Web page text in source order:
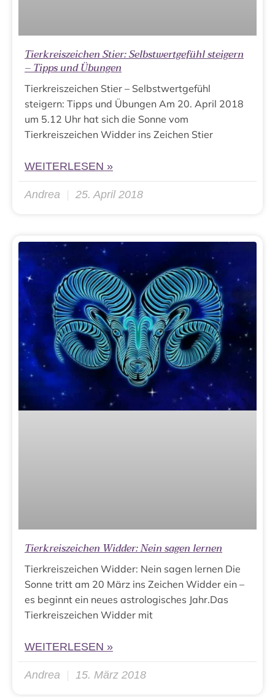
Tierkreiszeichen Stier: Selbstwertgefühl steigern
– Tipps und Übungen
Tierkreiszeichen Stier – Selbstwertgefühl
steigern: Tipps und Übungen Am 20. April 2018
um 5.12 Uhr hat sich die Sonne vom
Tierkreiszeichen Widder ins Zeichen Stier
WEITERLESEN »
Andrea 25. April 2018
Tierkreiszeichen Widder: Nein sagen lernen
Tierkreiszeichen Widder: Nein sagen lernen Die
Sonne tritt am 20 März ins Zeichen Widder ein –
es beginnt ein neues astrologisches Jahr.Das
Tierkreiszeichen Widder mit
WEITERLESEN »
Andrea 15. März 2018